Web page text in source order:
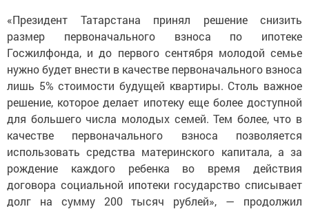
«Президент Татарстана принял решение снизить
размер первоначального взноса по ипотеке
Госжилфонда, и до первого сентября молодой семье
нужно будет внести в качестве первоначального взноса
лишь 5% стоимости будущей квартиры. Столь важное
решение, которое делает ипотеку еще более доступной
для большего числа молодых семей. Тем более, что в
качестве первоначального взноса позволяется
использовать средства материнского капитала, а за
рождение каждого ребенка во время действия
договора социальной ипотеки государство списывает
долг на сумму 200 тысяч рублей», — продолжил